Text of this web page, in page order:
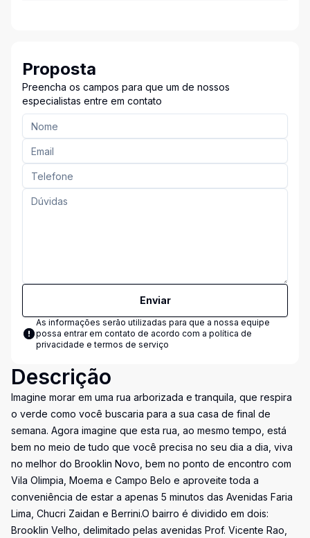
Proposta
Preencha os campos para que um de nossos
especialistas entre em contato
Enviar
As informações serão utilizadas para que a nossa equipe
possa entrar em contato de acordo com a política de
privacidade e termos de serviço
Descrição
Imagine morar em uma rua arborizada e tranquila, que respira
o verde como você buscaria para a sua casa de final de
semana. Agora imagine que esta rua, ao mesmo tempo, está
bem no meio de tudo que você precisa no seu dia a dia, viva
no melhor do Brooklin Novo, bem no ponto de encontro com
Vila Olimpia, Moema e Campo Belo e aproveite toda a
conveniência de estar a apenas 5 minutos das Avenidas Faria
Lima, Chucri Zaidan e Berrini.O bairro é dividido em dois:
Brooklin Velho, delimitado pelas avenidas Prof. Vicente Rao,